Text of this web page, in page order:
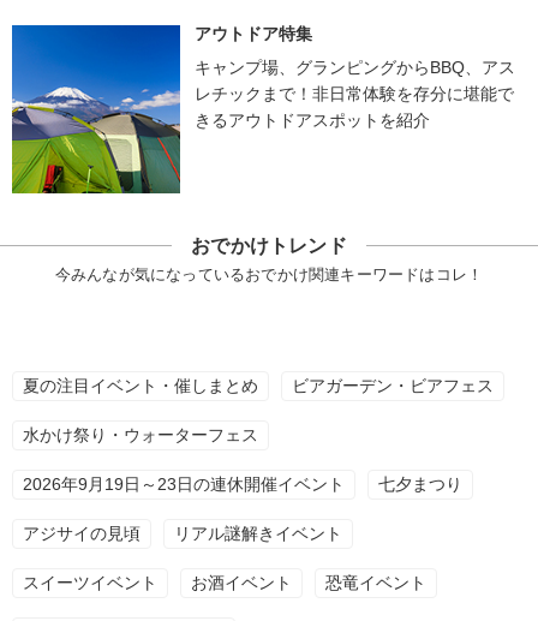
アウトドア特集
キャンプ場、グランピングからBBQ、アス
レチックまで！非日常体験を存分に堪能で
きるアウトドアスポットを紹介
おでかけトレンド
今みんなが気になっているおでかけ関連キーワードはコレ！
夏の注目イベント・催しまとめ ビアガーデン・ビアフェス
水かけ祭り・ウォーターフェス
2026年9月19日～23日の連休開催イベント 七夕まつり
アジサイの見頃 リアル謎解きイベント
スイーツイベント お酒イベント 恐竜イベント